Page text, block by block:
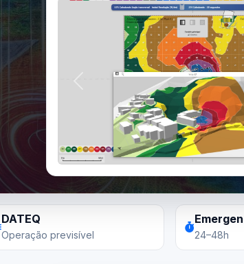
Anterior
DATEQ
Operação previsível 24–48h